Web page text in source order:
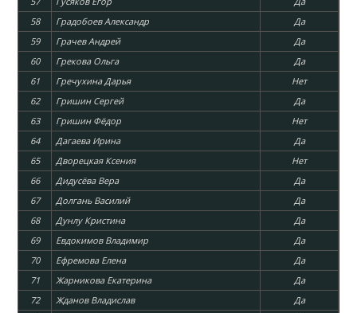
58
Градобоев Александр
Да
59
Грачев Андрей
Да
60
Грекова Ольга
Да
61
Гречухина Дарья
Нет
62
Гришин Сергей
Да
63
Гришин Фёдор
Нет
64
Дагаева Ирина
Да
65
Дворецкая Ксения
Нет
66
Дидусёва Вера
Да
67
Долгань Василий
Да
68
Дунлу Кристина
Да
69
Евдокимов Владимир
Да
70
Ефремова Елена
Да
71
Жарникова Екатерина
Да
72
Жданов Владислав
Да